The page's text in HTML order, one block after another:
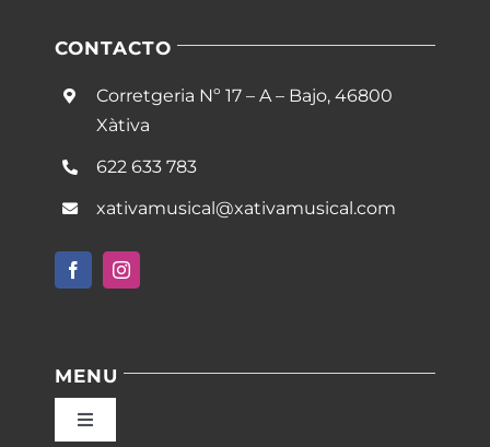
CONTACTO
Corretgeria Nº 17 – A – Bajo, 46800
Xàtiva
622 633 783
xativamusical@xativamusical.com
MENU
Toggle